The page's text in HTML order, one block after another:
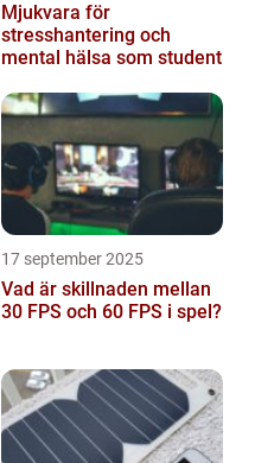
Mjukvara för
stresshantering och
mental hälsa som student
17 september 2025
Vad är skillnaden mellan
30 FPS och 60 FPS i spel?